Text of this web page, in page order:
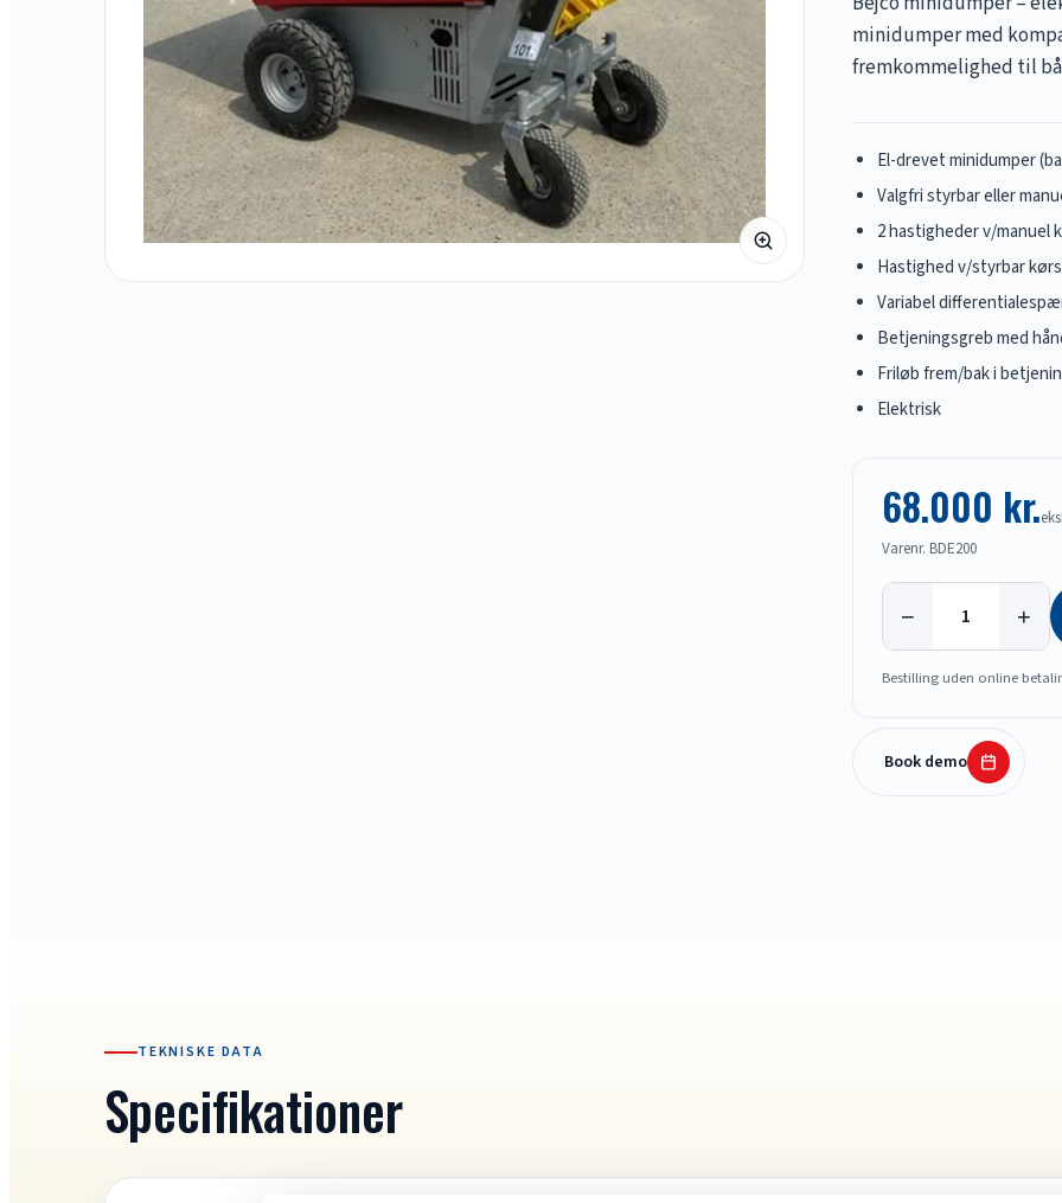
minidumper med
fremkommelighed til
El-drevet minidumper
Valgfri styrbar eller
2 hastigheder v/manuel
Hastighed v/styrbar
Variabel
Betjeningsgreb med
Friløb frem/bak i
Elektrisk
68.000 kr.
Varenr. BDE200
− +
Bestilling uden online
Book demo
TEKNISKE DATA
Specifikationer